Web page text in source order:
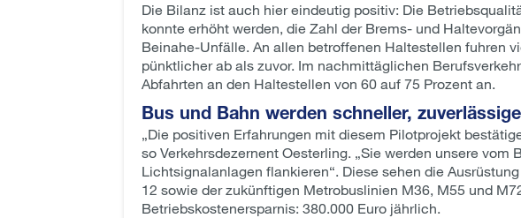
Die Bilanz ist auch hier eindeutig positiv: Die
konnte erhöht werden, die Zahl der Brems- und
Beinahe-Unfälle. An allen betroffenen Haltestellen fuhren
pünktlicher ab als zuvor. Im nachmittäglichen
Abfahrten an den Haltestellen von 60 auf 75 Prozent an.
Bus und Bahn werden schneller,
„Die positiven Erfahrungen mit diesem Pilotprojekt
so Verkehrsdezernent Oesterling. „Sie werden unsere
Lichtsignalanlagen flankieren“. Diese sehen die
12 sowie der zukünftigen Metrobuslinien M36, M55 und
Betriebskostenersparnis: 380.000 Euro jährlich.